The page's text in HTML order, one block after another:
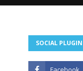
SOCIAL PLUGIN